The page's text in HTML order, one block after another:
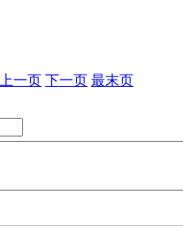
上一页 下一页 最末页